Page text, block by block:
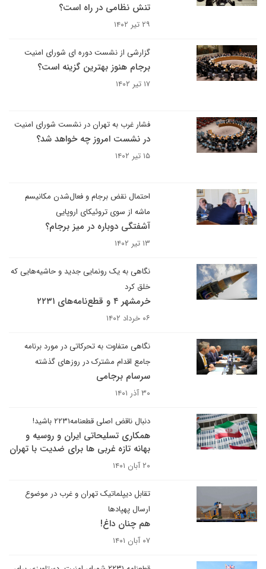
تنش نظامی در راه است؟
۲۹ تیر ۱۴۰۲
گزارشی از نشست دوره ای شورای امنیت
برجام هنوز بهترین گزینه است؟
۱۷ تیر ۱۴۰۲
فشار غرب به تهران در نشست شورای امنیت
در نشست امروز چه خواهد شد؟
۱۵ تیر ۱۴۰۲
احتمال نقض برجام و فعال‌شدن مکانیسم
ماشه از سوی تروئیکای اروپایی
آشفتگی دوباره در میز برجام؟
۱۳ تیر ۱۴۰۲
نگاهی به یک رونمایی جدید و حاشیه‌هایی که
خلق کرد
خرمشهر ۴ و قطع‌نامه‌های ۲۲۳۱
۰۶ خرداد ۱۴۰۲
نگاهی متفاوت به تحرکاتی در مورد برنامه
جامع اقدام مشترک در روزهای گذشته
سرسام برجامی
۳۰ آذر ۱۴۰۱
دنبال ناقض اصلی قطعنامه۲۲۳۱ باشید!
همکاری تسلیحاتی ایران و روسیه و
بهانه تازه غربی ها برای ضدیت با تهران
۲۰ آبان ۱۴۰۱
تقابل دیپلماتیک تهران و غرب در موضوع
ارسال پهپادها
هم چنان داغ!
۰۷ آبان ۱۴۰۱